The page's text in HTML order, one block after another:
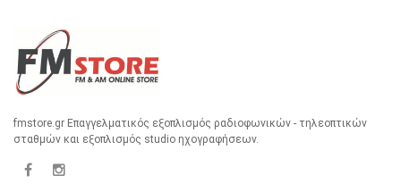
fmstore.gr Επαγγελματικός εξοπλισμός ραδιοφωνικών - τηλεοπτικών
σταθμών και εξοπλισμός studio ηχογραφήσεων.